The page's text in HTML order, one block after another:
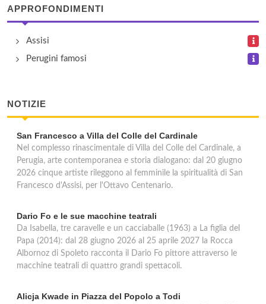
via della Concordia 63, Perugia
Perugia Succursale 009
Strada Tuderte 56/bis, Perugia
APPROFONDIMENTI
Assisi
Perugini famosi
NOTIZIE
San Francesco a Villa del Colle del Cardinale
Nel complesso rinascimentale di Villa del Colle del Cardinale, a
Perugia, arte contemporanea e storia dialogano: dal 20 giugno
2026 cinque artiste rileggono al femminile la spiritualità di San
Francesco d'Assisi, per l'Ottavo Centenario.
Dario Fo e le sue macchine teatrali
Da Isabella, tre caravelle e un cacciaballe (1963) a La figlia del
Papa (2014): dal 28 giugno 2026 al 25 aprile 2027 la Rocca
Albornoz di Spoleto racconta il Dario Fo pittore attraverso le
macchine teatrali di quattro grandi spettacoli.
Alicja Kwade in Piazza del Popolo a Todi